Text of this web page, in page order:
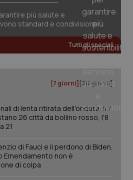
più salute e
standard e condivisione
Tutti gli speciali
[7 giorni] [30 giorni]
di lenta ritirata dell'ondata: il 7
26 città da bollino rosso, l'8
21
di Fauci e il perdono di Biden.
Emendamento non è
di colpa